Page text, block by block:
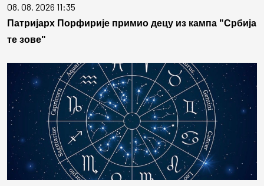
08. 08. 2026 11:35
Патријарх Порфирије примио децу из кампа "Србија
те зове"